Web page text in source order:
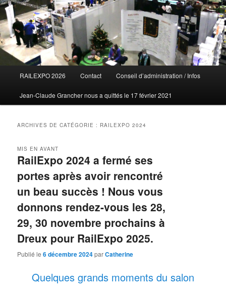
principal
RAILEXPO 2026 Contact Conseil d’administration / Infos
Jean-Claude Grancher nous a quittés le 17 février 2021
ARCHIVES DE CATÉGORIE : RAILEXPO 2024
RailExpo 2024 a fermé ses
portes après avoir rencontré
un beau succès ! Nous vous
donnons rendez-vous les 28,
29, 30 novembre prochains à
Dreux pour RailExpo 2025.
MIS EN AVANT
Publié le6 décembre 2024parCatherine
Quelques grands moments du salon